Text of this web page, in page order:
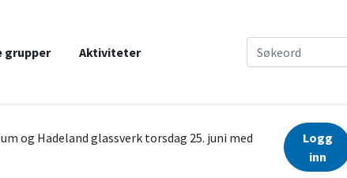
grupper Aktiviteter
Logg
inn
og Hadeland glassverk torsdag 25. juni med